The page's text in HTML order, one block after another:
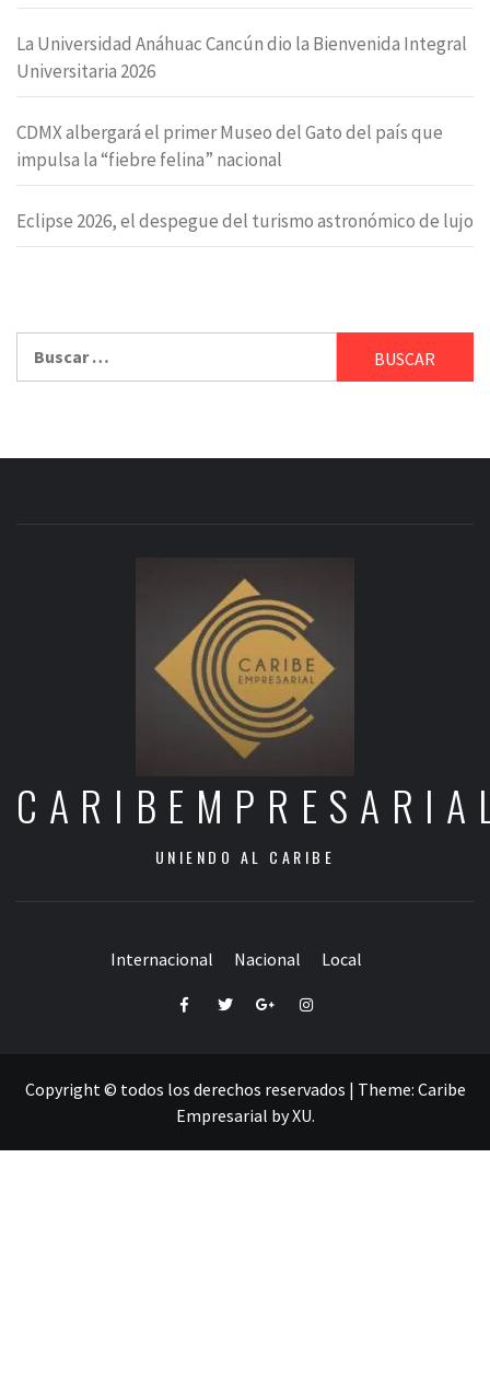
La Universidad Anáhuac Cancún dio la Bienvenida Integral
Universitaria 2026
CDMX albergará el primer Museo del Gato del país que
impulsa la “fiebre felina” nacional
Eclipse 2026, el despegue del turismo astronómico de lujo
UNIENDO AL CARIBE
Internacional Nacional Local
FacebookTwitterGoogle+Instagram
Copyright © todos los derechos reservados | Theme: Caribe
Empresarial byXU.